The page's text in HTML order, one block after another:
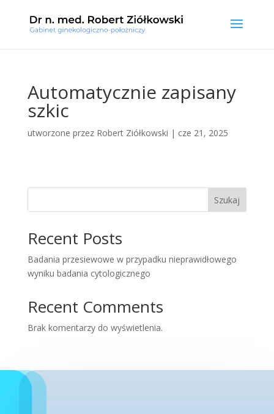
Automatycznie zapisany
szkic
utworzone przez Robert Ziółkowski | cze 21, 2025
Szukaj
Recent Posts
Badania przesiewowe w przypadku nieprawidłowego
wyniku badania cytologicznego
Recent Comments
Brak komentarzy do wyświetlenia.